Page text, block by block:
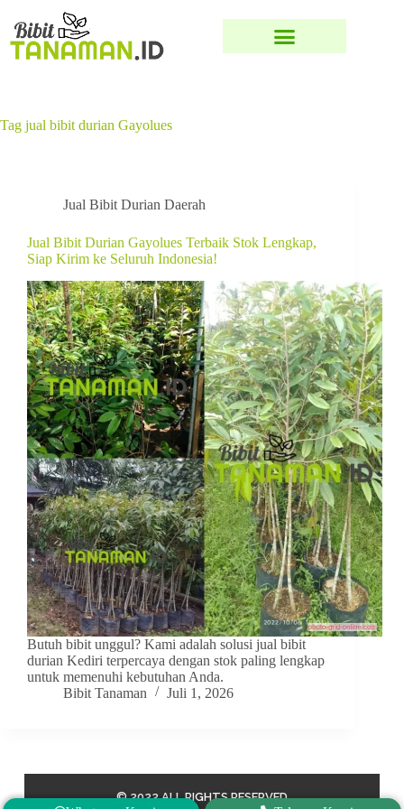
Tag jual bibit durian Gayolues
Jual Bibit Durian Daerah
Jual Bibit Durian Gayolues Terbaik Stok Lengkap,
Siap Kirim ke Seluruh Indonesia!
Butuh bibit unggul? Kami adalah solusi jual bibit
durian Kediri terpercaya dengan stok paling lengkap
untuk memenuhi kebutuhan Anda.
Bibit Tanaman
Juli 1, 2026
© 2022 ALL RIGHTS RESERVED